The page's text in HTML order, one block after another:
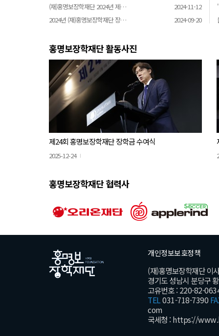
(재)홍명보장학재단 2024년 제…
2024-11-12
2024년 (재)홍명보장학재단 장…
2024-09-20
홍명보장학재단 활동사진
제24회 홍명보장학재단 장학금 수여식
2025-12-24
홍명보장학재단 협력사
개인정보보호정책
(재)홍명보장학재단 이
경기도 성남시 분당구
고유번호 : 220-82-
TEL031-718-7390
com
국세청 :https://